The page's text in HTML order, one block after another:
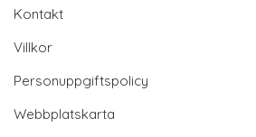
Kontakt
Villkor
Personuppgiftspolicy
Webbplatskarta